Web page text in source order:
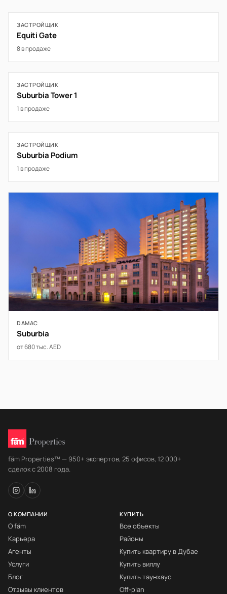
ЗАСТРОЙЩИК
Equiti Gate
8 в продаже
ЗАСТРОЙЩИК
Suburbia Tower 1
1 в продаже
ЗАСТРОЙЩИК
Suburbia Podium
1 в продаже
DAMAC
Suburbia
от 680 тыс. AED
fäm Properties™ — 950+ экспертов, 25 офисов, 12 000+
сделок с 2008 года.
О КОМПАНИИ
О fäm
Карьера
Агенты
Услуги
Блог
Отзывы клиентов
КУПИТЬ
Все объекты
Районы
Купить квартиру в Дубае
Купить виллу
Купить таунхаус
Off-plan